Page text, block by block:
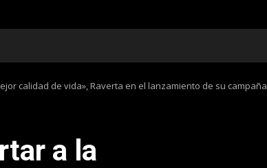
calidad de vida», Raverta en el lanzamiento de su campaña
a la